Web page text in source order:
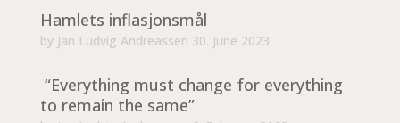
Hamlets inflasjonsmål
by Jan Ludvig Andreassen 30. June 2023
“Everything must change for everything
to remain the same”